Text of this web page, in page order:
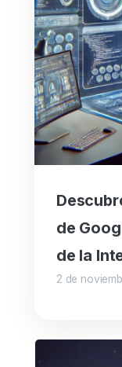
de
de la
2 de